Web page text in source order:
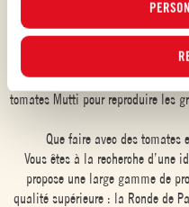
GÉRER ». Pour plus
des cookies.
revisitant les classiques de la
pour tous les goûts et toutes les
pulpe de tomates, de purée de
tomates, sauce pizza et bien
tomates Mutti pour reproduire les
Que faire avec des tomates
Vous êtes à la recherche d’une
propose une large gamme de
qualité supérieure : la Ronde de